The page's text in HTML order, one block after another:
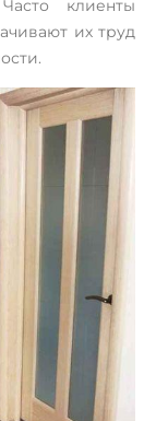
клиенты
их труд